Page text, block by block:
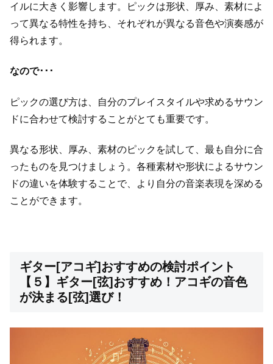
イルに大きく影響します。ピックは形状、厚み、素材によ
って異なる特性を持ち、それぞれが異なる音色や演奏感が
得られます。
なので･･･
ピックの選び方は、自分のプレイスタイルや求めるサウン
ドに合わせて検討することがとても重要です。
異なる形状、厚み、素材のピックを試して、最も自分に合
ったものを見つけましょう。各種素材や形状によるサウン
ドの違いを体験することで、より自分の音楽表現を深める
ことができます。
ギター[アコギ]おすすめの検討ポイント
【５】ギター[弦]おすすめ！アコギの音色
が決まる[弦]選び！